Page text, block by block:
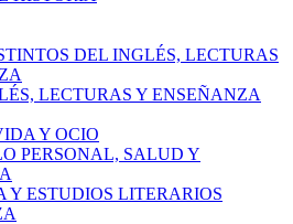
DEL INGLÉS, LECTURAS
LECTURAS Y ENSEÑANZA
Y OCIO
PERSONAL, SALUD Y
Y ESTUDIOS LITERARIOS